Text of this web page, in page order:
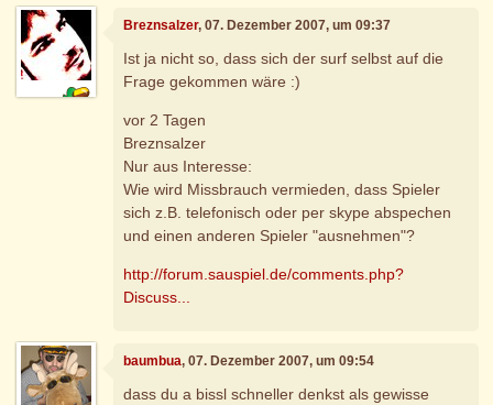
Breznsalzer, 07. Dezember 2007, um 09:37
Ist ja nicht so, dass sich der surf selbst auf die
Frage gekommen wäre :)
vor 2 Tagen
Breznsalzer
Nur aus Interesse:
Wie wird Missbrauch vermieden, dass Spieler
sich z.B. telefonisch oder per skype abspechen
und einen anderen Spieler "ausnehmen"?
http://forum.sauspiel.de/comments.php?
Discuss...
baumbua, 07. Dezember 2007, um 09:54
dass du a bissl schneller denkst als gewisse